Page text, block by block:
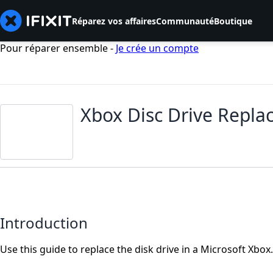
Réparez vos affairesCommunautéBoutique
Pour réparer ensemble - Je crée un compte
Xbox Disc Drive
Introduction
Use this guide to replace the disk drive in a Microsoft Xbox.